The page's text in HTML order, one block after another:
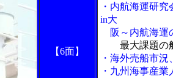
【6面】
・内航海運研
in大
阪～内航海運
最大課題の
・海外売船市
・九州海事産